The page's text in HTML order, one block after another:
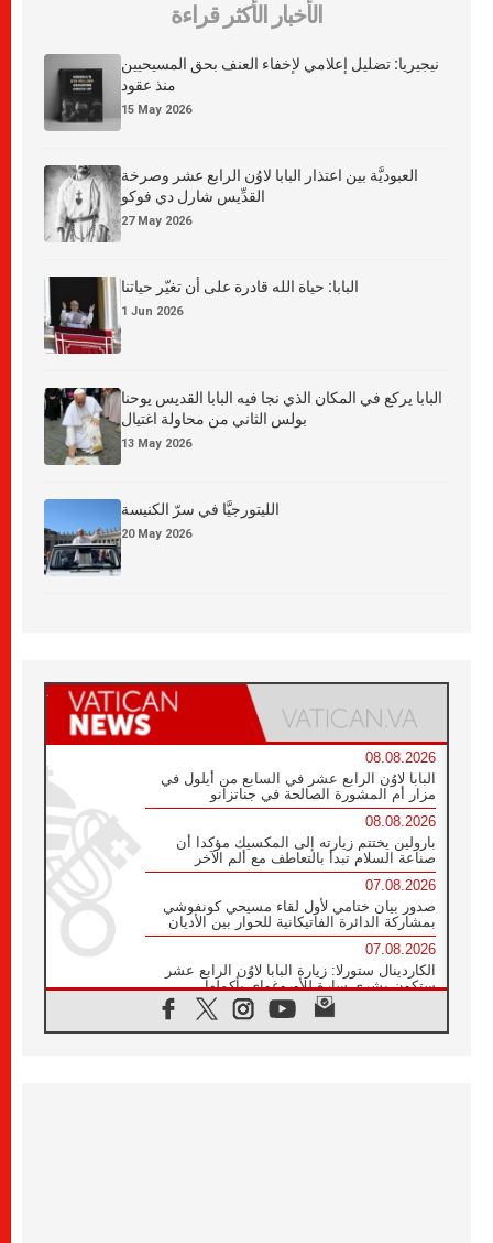
الأخبار الأكثر قراءة
نيجيريا: تضليل إعلامي لإخفاء العنف بحق المسيحيين
منذ عقود
15 May 2026
العبوديَّة بين اعتذار البابا لاوُن الرابع عشر وصرخة
القدِّيس شارل دي فوكو
27 May 2026
البابا: حياة الله قادرة على أن تغيّر حياتنا
1 Jun 2026
البابا يركع في المكان الذي نجا فيه البابا القديس يوحنا
بولس الثاني من محاولة اغتيال
13 May 2026
الليتورجيَّا في سرّ الكنيسة
20 May 2026
08.08.2026
البابا لاوُن الرابع عشر في السابع من أيلول في
مزار أم المشورة الصالحة في جناتزانو
08.08.2026
بارولين يختتم زيارته إلى المكسيك مؤكدا أن
صناعة السلام تبدأ بالتعاطف مع ألم الآخر
07.08.2026
صدور بيان ختامي لأول لقاء مسيحي كونفوشي
بمشاركة الدائرة الفاتيكانية للحوار بين الأديان
07.08.2026
الكاردينال ستورلا: زيارة البابا لاوُن الرابع عشر
ستكون بشرى سارة للأوروغواي بأكملها
الفاتيكان يعلن برنامج الزيارة الرسولية للبابا لاوُن